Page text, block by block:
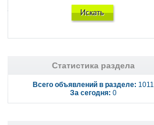
Статистика раздела
Всего объявлений в разделе: 1011
За сегодня: 0